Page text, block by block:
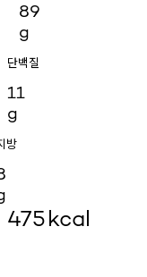
89
g
단백질
11
g
방
475kcal